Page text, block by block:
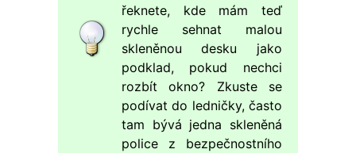
řeknete, kde mám teď
rychle sehnat malou
skleněnou desku jako
podklad, pokud nechci
rozbít okno? Zkuste se
podívat do ledničky, často
tam bývá jedna skleněná
police z bezpečnostního